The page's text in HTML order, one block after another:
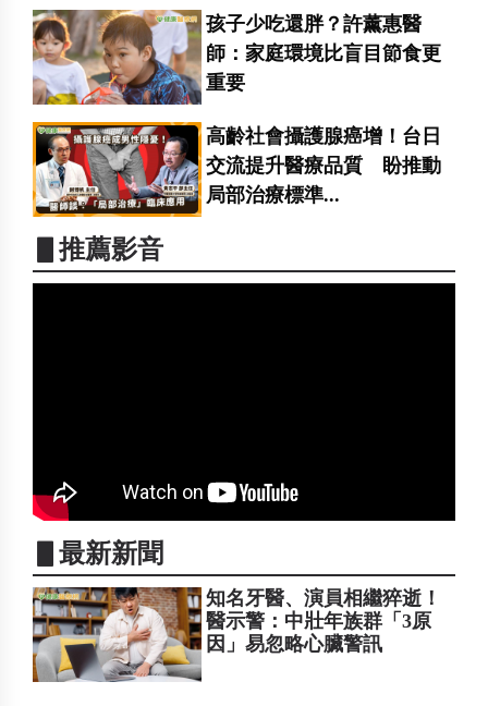
孩子少吃還胖？許薰惠醫
師：家庭環境比盲目節食更
重要
高齡社會攝護腺癌增！台日
交流提升醫療品質 盼推動
局部治療標準...
▋推薦影音
▋最新新聞
知名牙醫、演員相繼猝逝！
醫示警：中壯年族群「3原
因」易忽略心臟警訊